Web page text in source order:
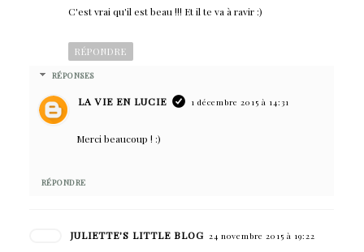
C'est vrai qu'il est beau !!! Et il te va à ravir :)
RÉPONDRE
RÉPONSES
LA VIE EN LUCIE 1 décembre 2015 à 14:31
Merci beaucoup ! :)
RÉPONDRE
JULIETTE'S LITTLE BLOG 24 novembre 2015 à 19:22